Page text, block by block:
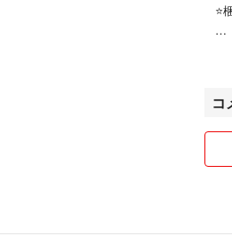
乳
は
直
い
⭐️
⭐️
願
コ